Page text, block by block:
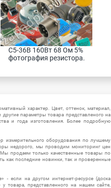
С5-36В 160Вт 68 Ом 5%
фотография резистора.
характер. Цвет, оттенок, материал,
параметры товара представленого на
и года изготовления. Более подробную
измерительного оборудования по лучшему
недорого, мы проводим мониторинг цен
продаем только качественные товары по
последние новинки, так и проверенные
- если на другом интернет-ресурсе (доска
товара, представленного на нашем сайте,